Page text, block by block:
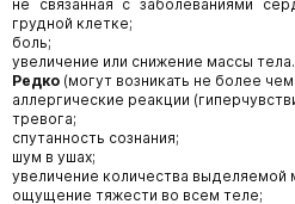
не связанная с заболеваниями
грудной клетке;
боль;
увеличение или снижение массы тела.
Редко (могут возникать не более
аллергические реакции
тревога;
спутанность сознания;
шум в ушах;
увеличение количества выделяемой
ощущение тяжести во всем теле;